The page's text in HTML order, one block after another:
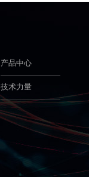
产品中心
技术力量